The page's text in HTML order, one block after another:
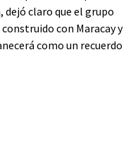
claro que el grupo
con Maracay y
como un recuerdo